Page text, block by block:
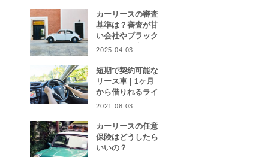
カーリースの審査
基準は？審査が甘
い会社やブラック
リストでも利用で
2025.04.03
短期で契約可能な
リース車 | 1ヶ月
から借りれるライ
フスタイルに合わ
集
2021.08.03
カーリースの任意
保険はどうしたら
いいの？